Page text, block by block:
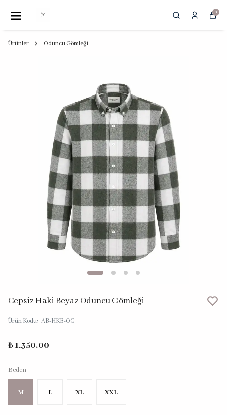
0
Ürünler Oduncu Gömleği
Cepsiz Haki Beyaz Oduncu Gömleği
Ürün Kodu: AB-HKB-OG
₺ 1,350.00
Beden
M L XL XXL